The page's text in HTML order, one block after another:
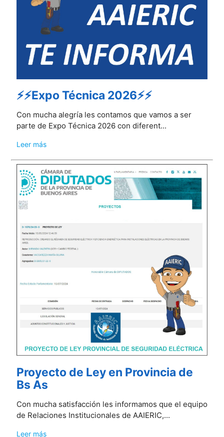
⚡⚡Expo Técnica 2026⚡⚡
Con mucha alegría les contamos que vamos a ser
parte de Expo Técnica 2026 con diferent...
Leer más
Proyecto de Ley en Provincia de
Bs As
Con mucha satisfacción les informamos que el equipo
de Relaciones Institucionales de AAIERIC,...
Leer más